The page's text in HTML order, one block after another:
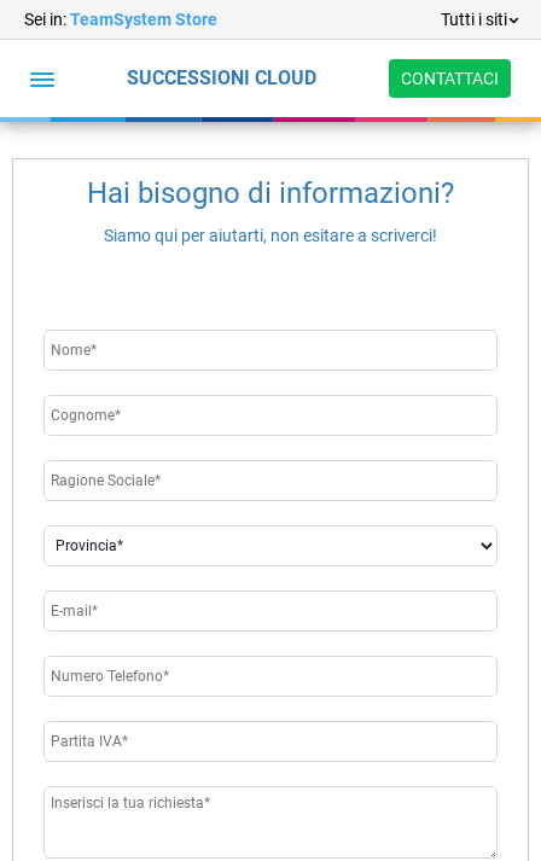
Sei in:TeamSystem Store Tutti i siti
SUCCESSIONI CLOUD CONTATTACI
Successioni
Cloud
Funzionalità
Prezzi
FAQ
Partner
Hai bisogno di informazioni?
Siamo qui per aiutarti, non esitare a scriverci!